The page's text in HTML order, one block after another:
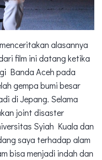
alasannya
film ini datang ketika
Banda Aceh pada
gempa bumi besar
di Jepang. Selama
joint disaster
Syiah Kuala dan
saya terhadap alam
bisa menjadi indah dan